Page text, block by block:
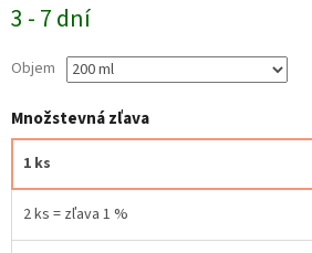
cena:
3 - 7 dní
Objem
Množstevná zľava
1 ks
2 ks = zľava 1 %